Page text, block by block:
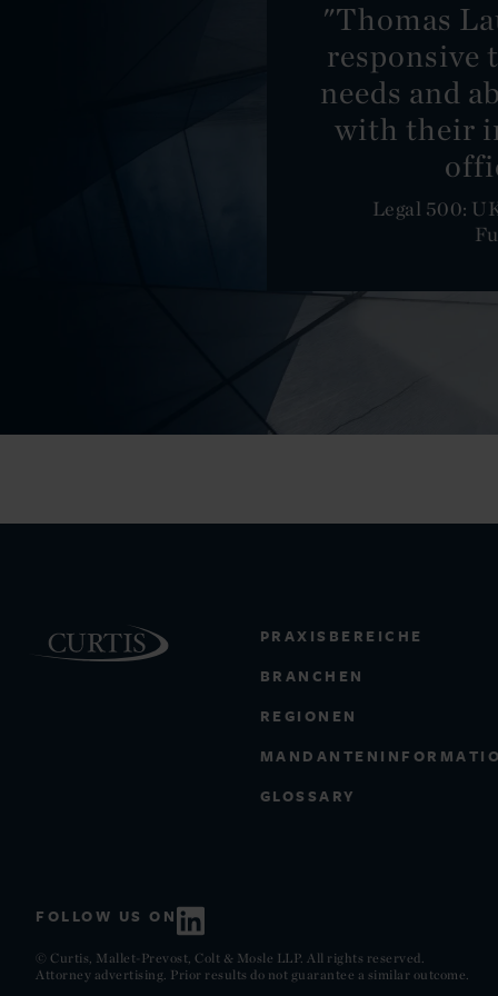
"Thomas
responsive
needs and
with their
Legal 500:
PRAXISBEREICHE
BRANCHEN
REGIONEN
GLOSSARY
FOLLOW US ON
© Curtis, Mallet-Prevost, Colt & Mosle LLP. All rights reserved.
Attorney advertising. Prior results do not guarantee a similar outcome.